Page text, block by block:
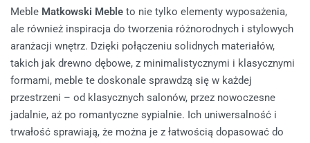
Meble Matkowski Meble to nie tylko elementy wyposażenia,
ale również inspiracja do tworzenia różnorodnych i stylowych
aranżacji wnętrz. Dzięki połączeniu solidnych materiałów,
takich jak drewno dębowe, z minimalistycznymi i klasycznymi
formami, meble te doskonale sprawdzą się w każdej
przestrzeni – od klasycznych salonów, przez nowoczesne
jadalnie, aż po romantyczne sypialnie. Ich uniwersalność i
trwałość sprawiają, że można je z łatwością dopasować do